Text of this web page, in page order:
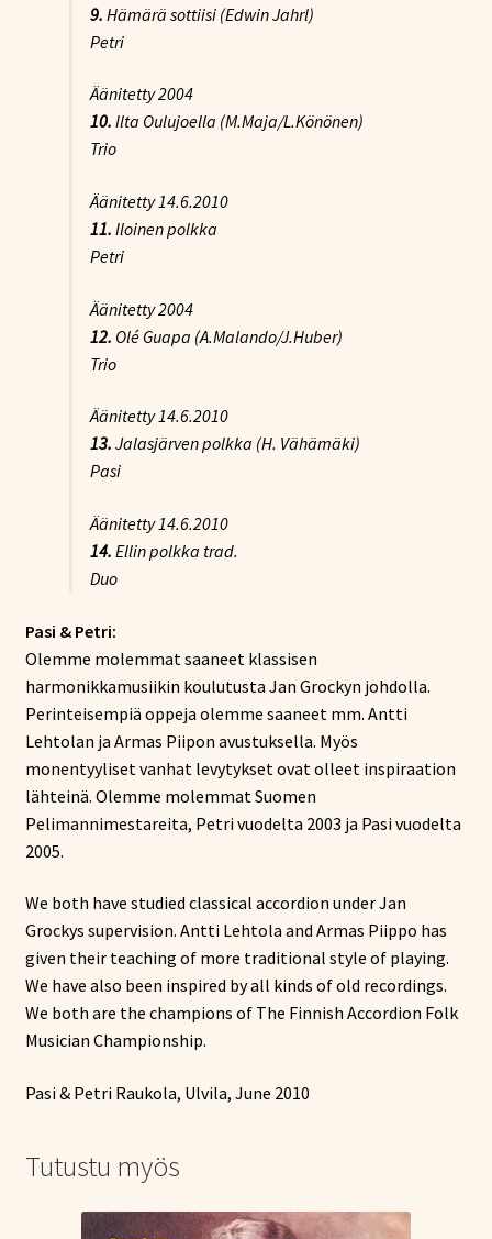
9. Hämärä sottiisi (Edwin Jahrl)
Petri
Äänitetty 2004
10. Ilta Oulujoella (M.Maja/L.Könönen)
Trio
Äänitetty 14.6.2010
11. Iloinen polkka
Petri
Äänitetty 2004
12. Olé Guapa (A.Malando/J.Huber)
Trio
Äänitetty 14.6.2010
13. Jalasjärven polkka (H. Vähämäki)
Pasi
Äänitetty 14.6.2010
14. Ellin polkka trad.
Duo
Pasi & Petri:
Olemme molemmat saaneet klassisen
harmonikkamusiikin koulutusta Jan Grockyn johdolla.
Perinteisempiä oppeja olemme saaneet mm. Antti
Lehtolan ja Armas Piipon avustuksella. Myös
monentyyliset vanhat levytykset ovat olleet inspiraation
lähteinä. Olemme molemmat Suomen
Pelimannimestareita, Petri vuodelta 2003 ja Pasi vuodelta
2005.
We both have studied classical accordion under Jan
Grockys supervision. Antti Lehtola and Armas Piippo has
given their teaching of more traditional style of playing.
We have also been inspired by all kinds of old recordings.
We both are the champions of The Finnish Accordion Folk
Musician Championship.
Pasi & Petri Raukola, Ulvila, June 2010
Tutustu myös